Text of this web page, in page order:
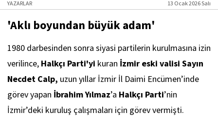
YAZARLAR 13 Ocak 2026 Salı
'Aklı boyundan büyük adam'
1980 darbesinden sonra siyasi partilerin kurulmasına izin
verilince, Halkçı Parti'yi kuran İzmir eski valisi Sayın
Necdet Calp, uzun yıllar İzmir İl Daimi Encümen’inde
görev yapan İbrahim Yılmaz’a Halkçı Parti’nin
İzmir’deki kuruluş çalışmaları için görev vermişti.